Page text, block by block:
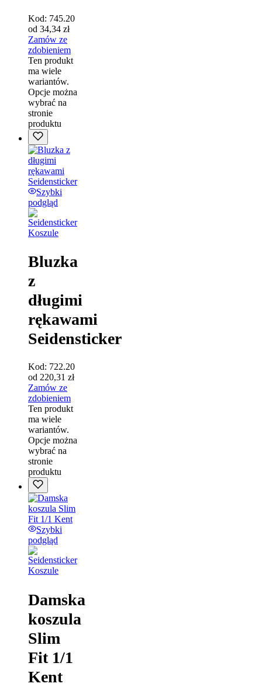
Kod: 745.20
od 34,34 zł
Zamów ze
zdobieniem
Ten produkt
ma wiele
wariantów.
Opcje można
wybrać na
stronie
produktu
Szybki
podgląd
Koszule
Bluzka
z
długimi
rękawami
Seidensticker
Kod: 722.20
od 220,31 zł
Zamów ze
zdobieniem
Ten produkt
ma wiele
wariantów.
Opcje można
wybrać na
stronie
produktu
Szybki
podgląd
Koszule
Damska
koszula
Slim
Fit 1/1
Kent